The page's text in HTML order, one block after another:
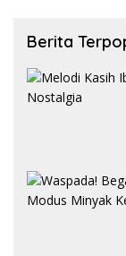
Berita